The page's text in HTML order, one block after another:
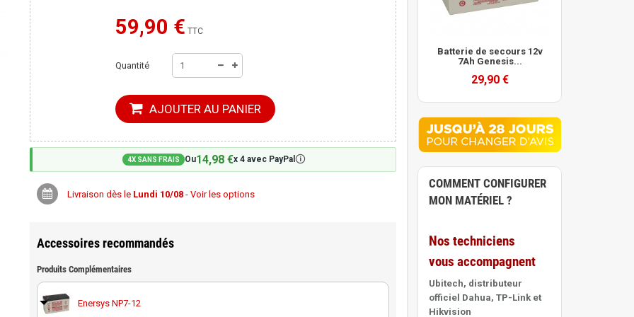
59,90 € TTC
Moins cher ailleurs ?
Quantité
AJOUTER AU PANIER
4X SANS FRAIS Ou14,98 €x 4 avec PayPal🛈
Livraison dès le Lundi 10/08- Voir les options
Accessoires recommandés
Produits Complémentaires
Enersys NP7-12
Batterie de secours 12v
7Ah Genesis...
29,90 €
COMMENT CONFIGURER
MON MATÉRIEL ?
Nos techniciens
vous accompagnent
Ubitech, distributeur
officiel Dahua, TP-Link et
Hikvision